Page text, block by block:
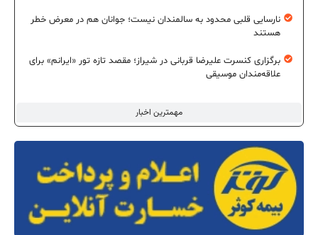
مهمترین اخبار
نارسایی قلبی محدود به سالمندان نیست؛ جوانان هم در معرض خطر
هستند
برگزاری کنسرت علیرضا قربانی در شیراز؛ مقصد تازه تور «ایرانم» برای
علاقه‌مندان موسیقی